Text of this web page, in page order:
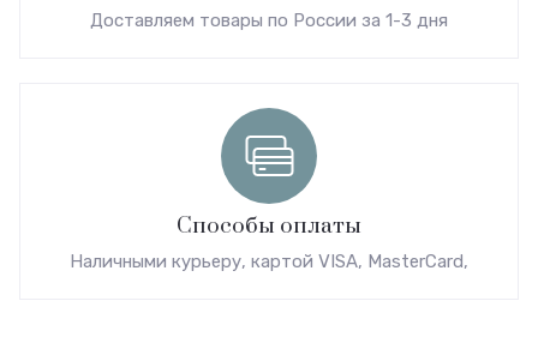
Доставляем товары по России за 1-3 дня
Способы оплаты
Наличными курьеру, картой VISA, MasterCard,